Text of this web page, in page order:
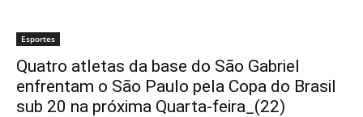
Esportes
Quatro atletas da base do São Gabriel
enfrentam o São Paulo pela Copa do Brasil
sub 20 na próxima Quarta-feira_(22)